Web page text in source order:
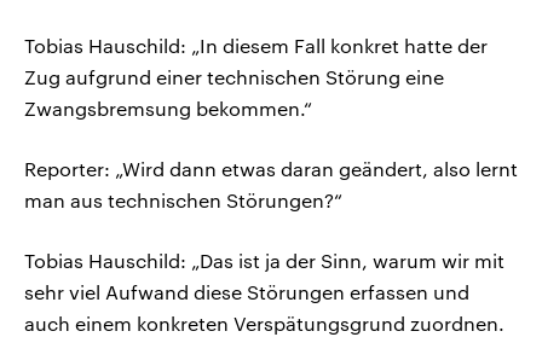
Tobias Hauschild: „In diesem Fall konkret hatte der
Zug aufgrund einer technischen Störung eine
Zwangsbremsung bekommen.“
Reporter: „Wird dann etwas daran geändert, also lernt
man aus technischen Störungen?“
Tobias Hauschild: „Das ist ja der Sinn, warum wir mit
sehr viel Aufwand diese Störungen erfassen und
auch einem konkreten Verspätungsgrund zuordnen.